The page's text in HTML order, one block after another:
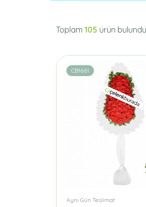
Toplam 105 ürün
CB1661
Aynı Gün Teslimat